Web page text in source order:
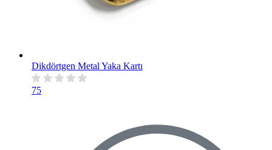
Dikdörtgen Metal Yaka Kartı
75